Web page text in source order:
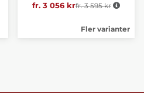
fr. 3 056 krOrdinarie pris:
fr. 3 595 kr
Fler varianter